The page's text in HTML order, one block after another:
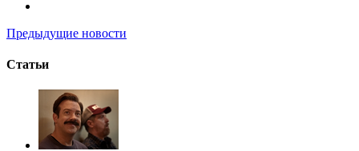
Предыдущие новости
Статьи